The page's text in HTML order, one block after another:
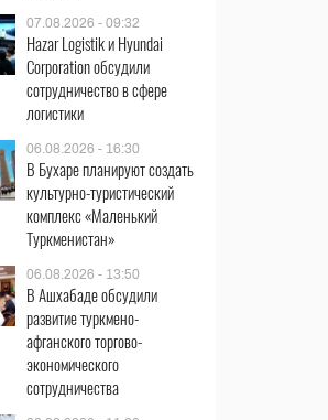
07.08.2026 - 09:32
Hazar Logistik и Hyundai
Corporation обсудили
сотрудничество в сфере
логистики
06.08.2026 - 16:30
В Бухаре планируют создать
культурно-туристический
комплекс «Маленький
Туркменистан»
06.08.2026 - 13:50
В Ашхабаде обсудили
развитие туркмено-
афганского торгово-
экономического
сотрудничества